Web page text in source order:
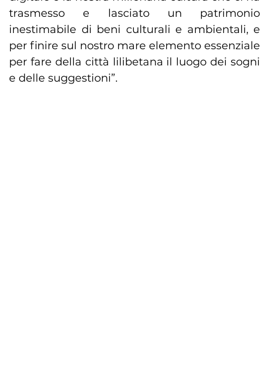
trasmesso e lasciato un patrimonio
inestimabile di beni culturali e ambientali, e
per finire sul nostro mare elemento essenziale
per fare della città lilibetana il luogo dei sogni
e delle suggestioni”.